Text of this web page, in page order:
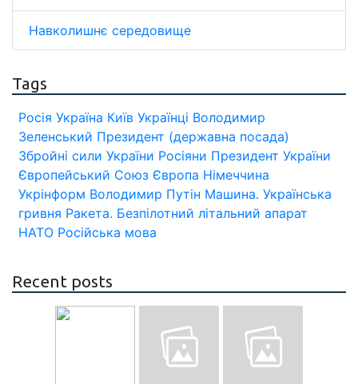
Навколишнє середовище
Tags
Росія Україна Київ Українці Володимир
Зеленський Президент (державна посада)
Збройні сили України Росіяни Президент України
Європейський Союз Європа Німеччина
Укрінформ Володимир Путін Машина. Українська
гривня Ракета. Безпілотний літальний апарат
НАТО Російська мова
Recent posts